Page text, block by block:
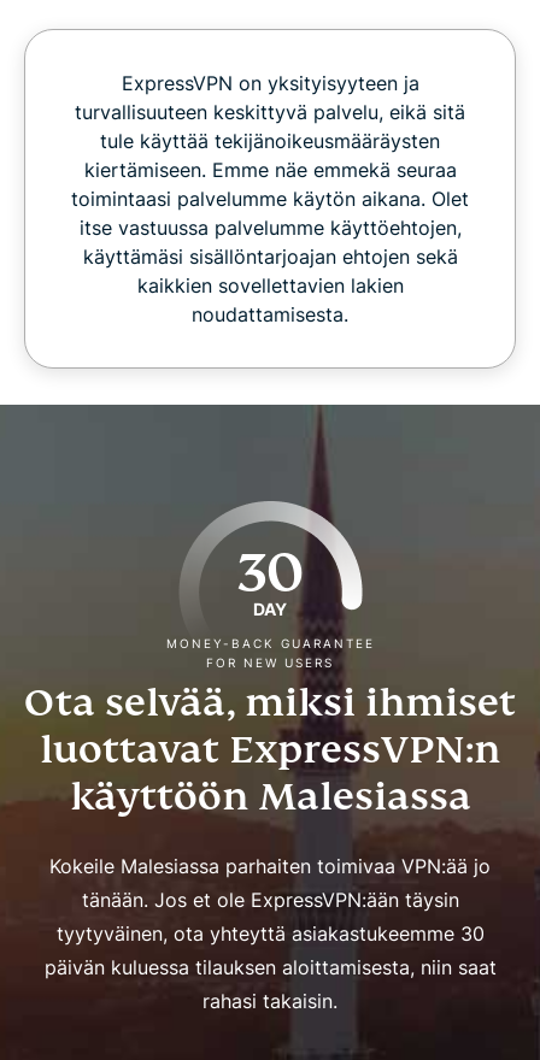
ExpressVPN on yksityisyyteen ja
turvallisuuteen keskittyvä palvelu, eikä sitä
tule käyttää tekijänoikeusmääräysten
kiertämiseen. Emme näe emmekä seuraa
toimintaasi palvelumme käytön aikana. Olet
itse vastuussa palvelumme käyttöehtojen,
käyttämäsi sisällöntarjoajan ehtojen sekä
kaikkien sovellettavien lakien
noudattamisesta.
30
DAY
MONEY-BACK GUARANTEE
FOR NEW USERS
Ota selvää, miksi ihmiset
luottavat ExpressVPN:n
käyttöön Malesiassa
Kokeile Malesiassa parhaiten toimivaa VPN:ää jo
tänään. Jos et ole ExpressVPN:ään täysin
tyytyväinen, ota yhteyttä asiakastukeemme 30
päivän kuluessa tilauksen aloittamisesta, niin saat
rahasi takaisin.